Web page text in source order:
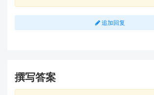
追加回复
撰写答案